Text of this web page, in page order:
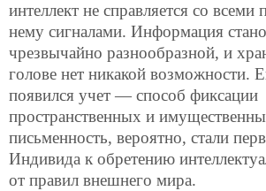
интеллект не справляется со
нему сигналами. Информация
чрезвычайно разнообразной, и
голове нет никакой возможности.
появился учет — способ фиксации
пространственных и
письменность, вероятно, стали
Индивида к обретению
от правил внешнего мира.